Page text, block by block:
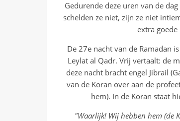
Gedurende deze uren van de
schelden ze niet, zijn ze niet
extra goede
De 27e nacht van de Ramadan
Leylat al Qadr. Vrij vertaalt: de
deze nacht bracht engel Jibrail
van de Koran over aan de
hem). In de Koran staat
"Waarlijk! Wij hebben hem (de